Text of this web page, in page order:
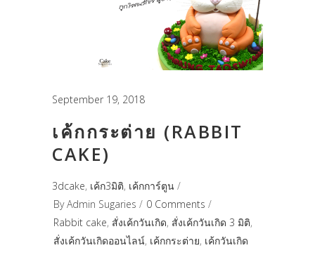
September 19, 2018
เค้กกระต่าย (RABBIT
CAKE)
3dcake, เค้ก3มิติ, เค้กการ์ตูน
ByAdmin Sugaries
0 Comments
Rabbit cake, สั่งเค้กวันเกิด, สั่งเค้กวันเกิด 3 มิติ,
สั่งเค้กวันเกิดออนไลน์, เค้กกระต่าย, เค้กวันเกิด